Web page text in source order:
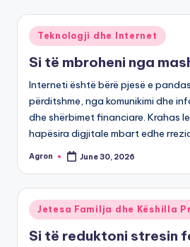
Posted
in
Teknologji dhe Internet
Si të mbroheni nga
Interneti është bërë pjesë e
përditshme, nga komunikimi dhe
dhe shërbimet financiare. Krahas
hapësira digjitale mbart edhe
Posted
Agron June 30, 2026
Posted
in
Jetesa Familja dhe Këshilla
Si të reduktoni stresin